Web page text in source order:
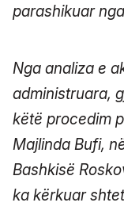
parashikuar
Nga analiza e
administruara,
këtë procedim
Majlinda Bufi,
Bashkisë
ka kërkuar